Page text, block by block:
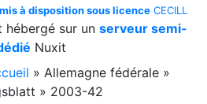
à disposition sous licence CECILL
hébergé sur un serveur semi-
Nuxit
» Allemagne fédérale »
» 2003-42